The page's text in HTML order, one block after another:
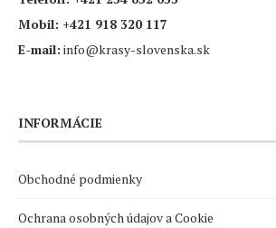
Mobil: +421 918 320 117
E-mail: info@krasy-slovenska.sk
INFORMÁCIE
Obchodné podmienky
Ochrana osobných údajov a Cookie